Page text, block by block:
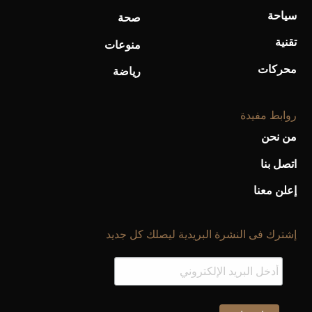
سياحة
تقنية
محركات
صحة
منوعات
رياضة
روابط مفيدة
من نحن
اتصل بنا
إعلن معنا
إشترك فى النشرة البريدية ليصلك كل جديد